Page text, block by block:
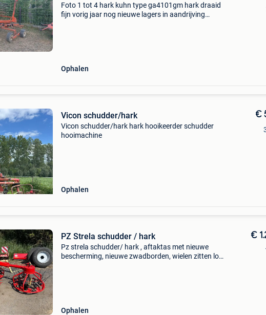
Foto 1 tot 4 hark kuhn type ga4101gm hark draaid
fijn vorig jaar nog nieuwe lagers in aandrijving
Ophalen
Vicon schudder/hark
Vicon schudder/hark hark hooikeerder schudder
hooimachine
Ophalen
€
PZ Strela schudder / hark
Pz strela schudder/ hark , aftaktas met nieuwe
bescherming, nieuwe zwadborden, wielen zitten los
Ophalen
€